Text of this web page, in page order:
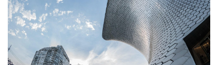
5G Americas
Contacto